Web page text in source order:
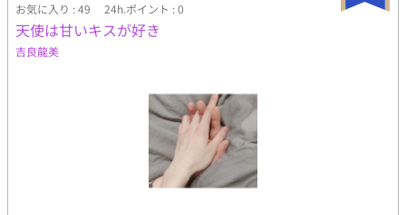
お気に入り : 49 24h.ポイント : 0
天使は甘いキスが好き
吉良龍美